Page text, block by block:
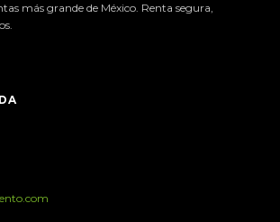
más grande de México. Renta segura,